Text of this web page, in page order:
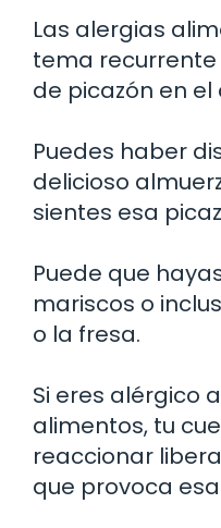
Las alergias
tema
de picazón en
Puedes haber
delicioso
sientes esa
Puede que
mariscos o
o la fresa.
Si eres alérgico
alimentos, tu
reaccionar
que provoca